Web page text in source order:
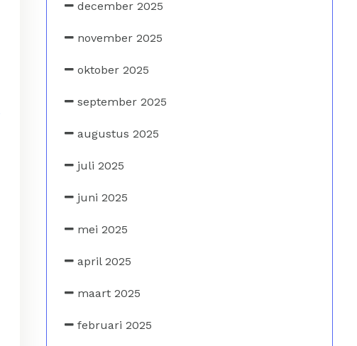
december 2025
november 2025
oktober 2025
september 2025
augustus 2025
juli 2025
juni 2025
mei 2025
april 2025
maart 2025
februari 2025